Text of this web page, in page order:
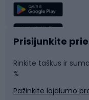
Žvejyba
Sportinė
Plaukimas
Komandinis
Prisijunkite
Rinkite taškus ir
%
Pažinkite lojalumo